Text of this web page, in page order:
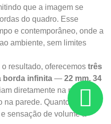
que a imagem se
do quadro. Esse
e contemporâneo, onde a
ambiente, sem limites
resultado, oferecemos três
borda infinita — 22 mm, 34
diretamente na presença
parede. Quanto maior a
sensação de volume a